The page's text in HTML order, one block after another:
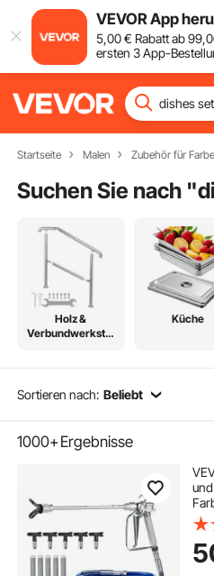
VEVOR App
5,00€ Rabatt ab99
ersten 3 App-
Startseite Malen Zubehör für
Suchen Sie nach "
Holz &
Verbundwerkstof
Küche
Sortieren nach: Beliebt
1000+Ergebnisse